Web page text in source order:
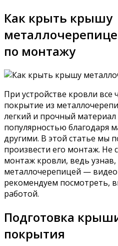
Как крыть крышу
по монтажу
При устройстве кровли все
покрытие из
легкий и прочный
популярностью благодаря
другими. В этой статье мы
произвести его монтаж. Не
монтаж кровли, ведь
металлочерепицей —
рекомендуем посмотреть,
работой.
Подготовка
покрытия